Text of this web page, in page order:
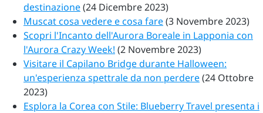
destinazione(24 Dicembre 2023)
Muscat cosa vedere e cosa fare(3 Novembre 2023)
Scopri l'Incanto dell'Aurora Boreale in Lapponia con
l'Aurora Crazy Week! (2 Novembre 2023)
Visitare il Capilano Bridge durante Halloween:
un'esperienza spettrale da non perdere(24 Ottobre
2023)
Esplora la Corea con Stile: Blueberry Travel presenta i